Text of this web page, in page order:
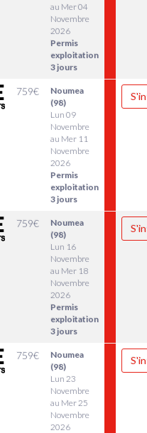
au Mer 04
Novembre
2026
Permis
exploitation
3 jours
759€
Noumea
(98)
Lun 09
Novembre
au Mer 11
Novembre
2026
Permis
exploitation
3 jours
759€
Noumea
(98)
Lun 16
Novembre
au Mer 18
Novembre
2026
Permis
exploitation
3 jours
759€
Noumea
(98)
Lun 23
Novembre
au Mer 25
Novembre
2026